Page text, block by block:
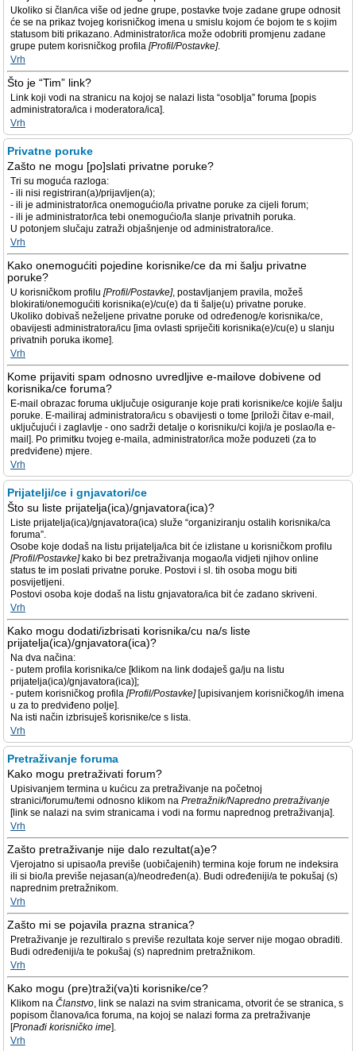
Ukoliko si član/ica više od jedne grupe, postavke tvoje zadane grupe odnosit
će se na prikaz tvojeg korisničkog imena u smislu kojom će bojom te s kojim
statusom biti prikazano. Administrator/ica može odobriti promjenu zadane
grupe putem korisničkog profila [Profil/Postavke].
Vrh
Što je “Tim” link?
Link koji vodi na stranicu na kojoj se nalazi lista “osoblja” foruma [popis
administratora/ica i moderatora/ica].
Vrh
Privatne poruke
Zašto ne mogu [po]slati privatne poruke?
Tri su moguća razloga:
- ili nisi registriran(a)/prijavljen(a);
- ili je administrator/ica onemogućio/la privatne poruke za cijeli forum;
- ili je administrator/ica tebi onemogućio/la slanje privatnih poruka.
U potonjem slučaju zatraži objašnjenje od administratora/ice.
Vrh
Kako onemogućiti pojedine korisnike/ce da mi šalju privatne
poruke?
U korisničkom profilu [Profil/Postavke], postavljanjem pravila, možeš
blokirati/onemogućiti korisnika(e)/cu(e) da ti šalje(u) privatne poruke.
Ukoliko dobivaš neželjene privatne poruke od određenog/e korisnika/ce,
obavijesti administratora/icu [ima ovlasti spriječiti korisnika(e)/cu(e) u slanju
privatnih poruka ikome].
Vrh
Kome prijaviti spam odnosno uvredljive e-mailove dobivene od
korisnika/ce foruma?
E-mail obrazac foruma uključuje osiguranje koje prati korisnike/ce koji/e šalju
poruke. E-mailiraj administratora/icu s obavijesti o tome [priloži čitav e-mail,
uključujući i zaglavlje - ono sadrži detalje o korisniku/ci koji/a je poslao/la e-
mail]. Po primitku tvojeg e-maila, administrator/ica može poduzeti (za to
predviđene) mjere.
Vrh
Prijatelji/ce i gnjavatori/ce
Što su liste prijatelja(ica)/gnjavatora(ica)?
Liste prijatelja(ica)/gnjavatora(ica) služe “organiziranju ostalih korisnika/ca
foruma”.
Osobe koje dodaš na listu prijatelja/ica bit će izlistane u korisničkom profilu
[Profil/Postavke]kako bi bez pretraživanja mogao/la vidjeti njihov online
status te im poslati privatne poruke. Postovi i sl. tih osoba mogu biti
posvijetljeni.
Postovi osoba koje dodaš na listu gnjavatora/ica bit će zadano skriveni.
Vrh
Kako mogu dodati/izbrisati korisnika/cu na/s liste
prijatelja(ica)/gnjavatora(ica)?
Na dva načina:
- putem profila korisnika/ce [klikom na link dodaješ ga/ju na listu
prijatelja(ica)/gnjavatora(ica)];
- putem korisničkog profila [Profil/Postavke][upisivanjem korisničkog/ih imena
u za to predviđeno polje].
Na isti način izbrisuješ korisnike/ce s lista.
Vrh
Pretraživanje foruma
Kako mogu pretraživati forum?
Upisivanjem termina u kućicu za pretraživanje na početnoj
stranici/forumu/temi odnosno klikom na Pretražnik/Napredno pretraživanje
[link se nalazi na svim stranicama i vodi na formu naprednog pretraživanja].
Vrh
Zašto pretraživanje nije dalo rezultat(a)e?
Vjerojatno si upisao/la previše (uobičajenih) termina koje forum ne indeksira
ili si bio/la previše nejasan(a)/neodređen(a). Budi određeniji/a te pokušaj (s)
naprednim pretražnikom.
Vrh
Zašto mi se pojavila prazna stranica?
Pretraživanje je rezultiralo s previše rezultata koje server nije mogao obraditi.
Budi određeniji/a te pokušaj (s) naprednim pretražnikom.
Vrh
Kako mogu (pre)traži(va)ti korisnike/ce?
Klikom na Članstvo, link se nalazi na svim stranicama, otvorit će se stranica, s
popisom članova/ica foruma, na kojoj se nalazi forma za pretraživanje
[Pronađi korisničko ime].
Vrh